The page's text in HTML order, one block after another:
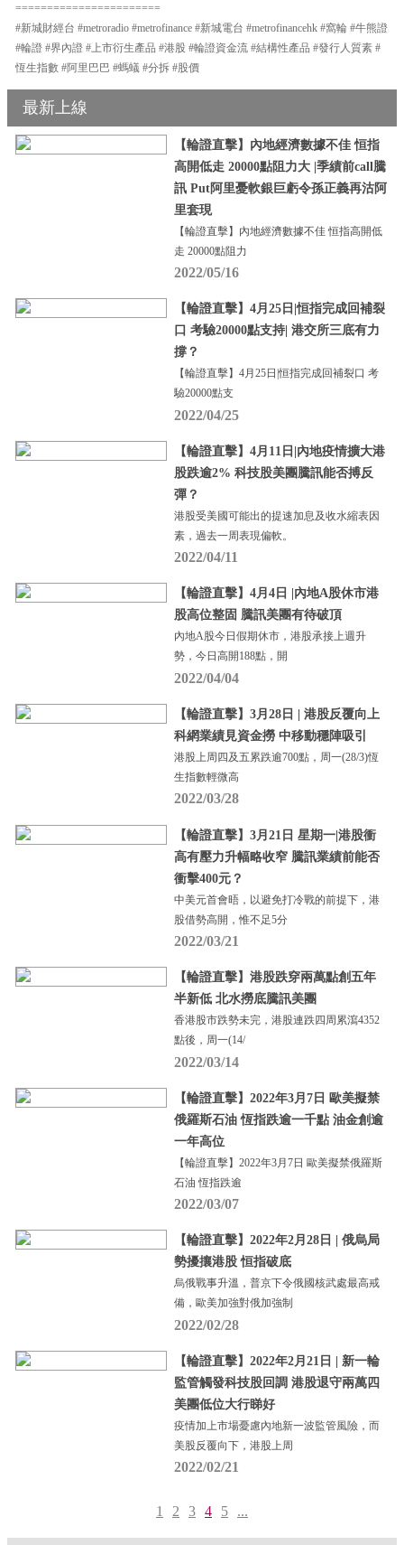
=======================
#新城財經台 #metroradio #metrofinance #新城電台 #metrofinancehk #窩輪 #牛熊證
#輪證 #界內證 #上市衍生產品 #港股 #輪證資金流 #結構性產品 #發行人質素 #
恆生指數 #阿里巴巴 #螞蟻 #分拆 #股價
最新上線
【輪證直擊】內地經濟數據不佳 恒指
高開低走 20000點阻力大 |季績前call騰
訊 Put阿里憂軟銀巨虧令孫正義再沽阿
里套現
【輪證直擊】內地經濟數據不佳 恒指高開低
走 20000點阻力
2022/05/16
【輪證直擊】4月25日|恒指完成回補裂
口 考驗20000點支持| 港交所三底有力
撐？
【輪證直擊】4月25日|恒指完成回補裂口 考
驗20000點支
2022/04/25
【輪證直擊】4月11日|內地疫情擴大港
股跌逾2% 科技股美團騰訊能否搏反
彈？
港股受美國可能出的提速加息及收水縮表因
素，過去一周表現偏軟。
2022/04/11
【輪證直擊】4月4日 |內地A股休市港
股高位整固 騰訊美團有待破頂
內地A股今日假期休市，港股承接上週升
勢，今日高開188點，開
2022/04/04
【輪證直擊】3月28日 | 港股反覆向上
科網業績見資金撈 中移動穩陣吸引
港股上周四及五累跌逾700點，周一(28/3)恆
生指數輕微高
2022/03/28
【輪證直擊】3月21日 星期一|港股衝
高有壓力升幅略收窄 騰訊業績前能否
衝擊400元？
中美元首會晤，以避免打冷戰的前提下，港
股借勢高開，惟不足5分
2022/03/21
【輪證直擊】港股跌穿兩萬點創五年
半新低 北水撈底騰訊美團
香港股市跌勢未完，港股連跌四周累瀉4352
點後，周一(14/
2022/03/14
【輪證直擊】2022年3月7日 歐美擬禁
俄羅斯石油 恆指跌逾一千點 油金創逾
一年高位
【輪證直擊】2022年3月7日 歐美擬禁俄羅斯
石油 恆指跌逾
2022/03/07
【輪證直擊】2022年2月28日 | 俄烏局
勢擾攘港股 恒指破底
烏俄戰事升溫，普京下令俄國核武處最高戒
備，歐美加強對俄加強制
2022/02/28
【輪證直擊】2022年2月21日 | 新一輪
監管觸發科技股回調 港股退守兩萬四
美團低位大行睇好
疫情加上市場憂慮內地新一波監管風險，而
美股反覆向下，港股上周
2022/02/21
1 2 3 4 5 ...